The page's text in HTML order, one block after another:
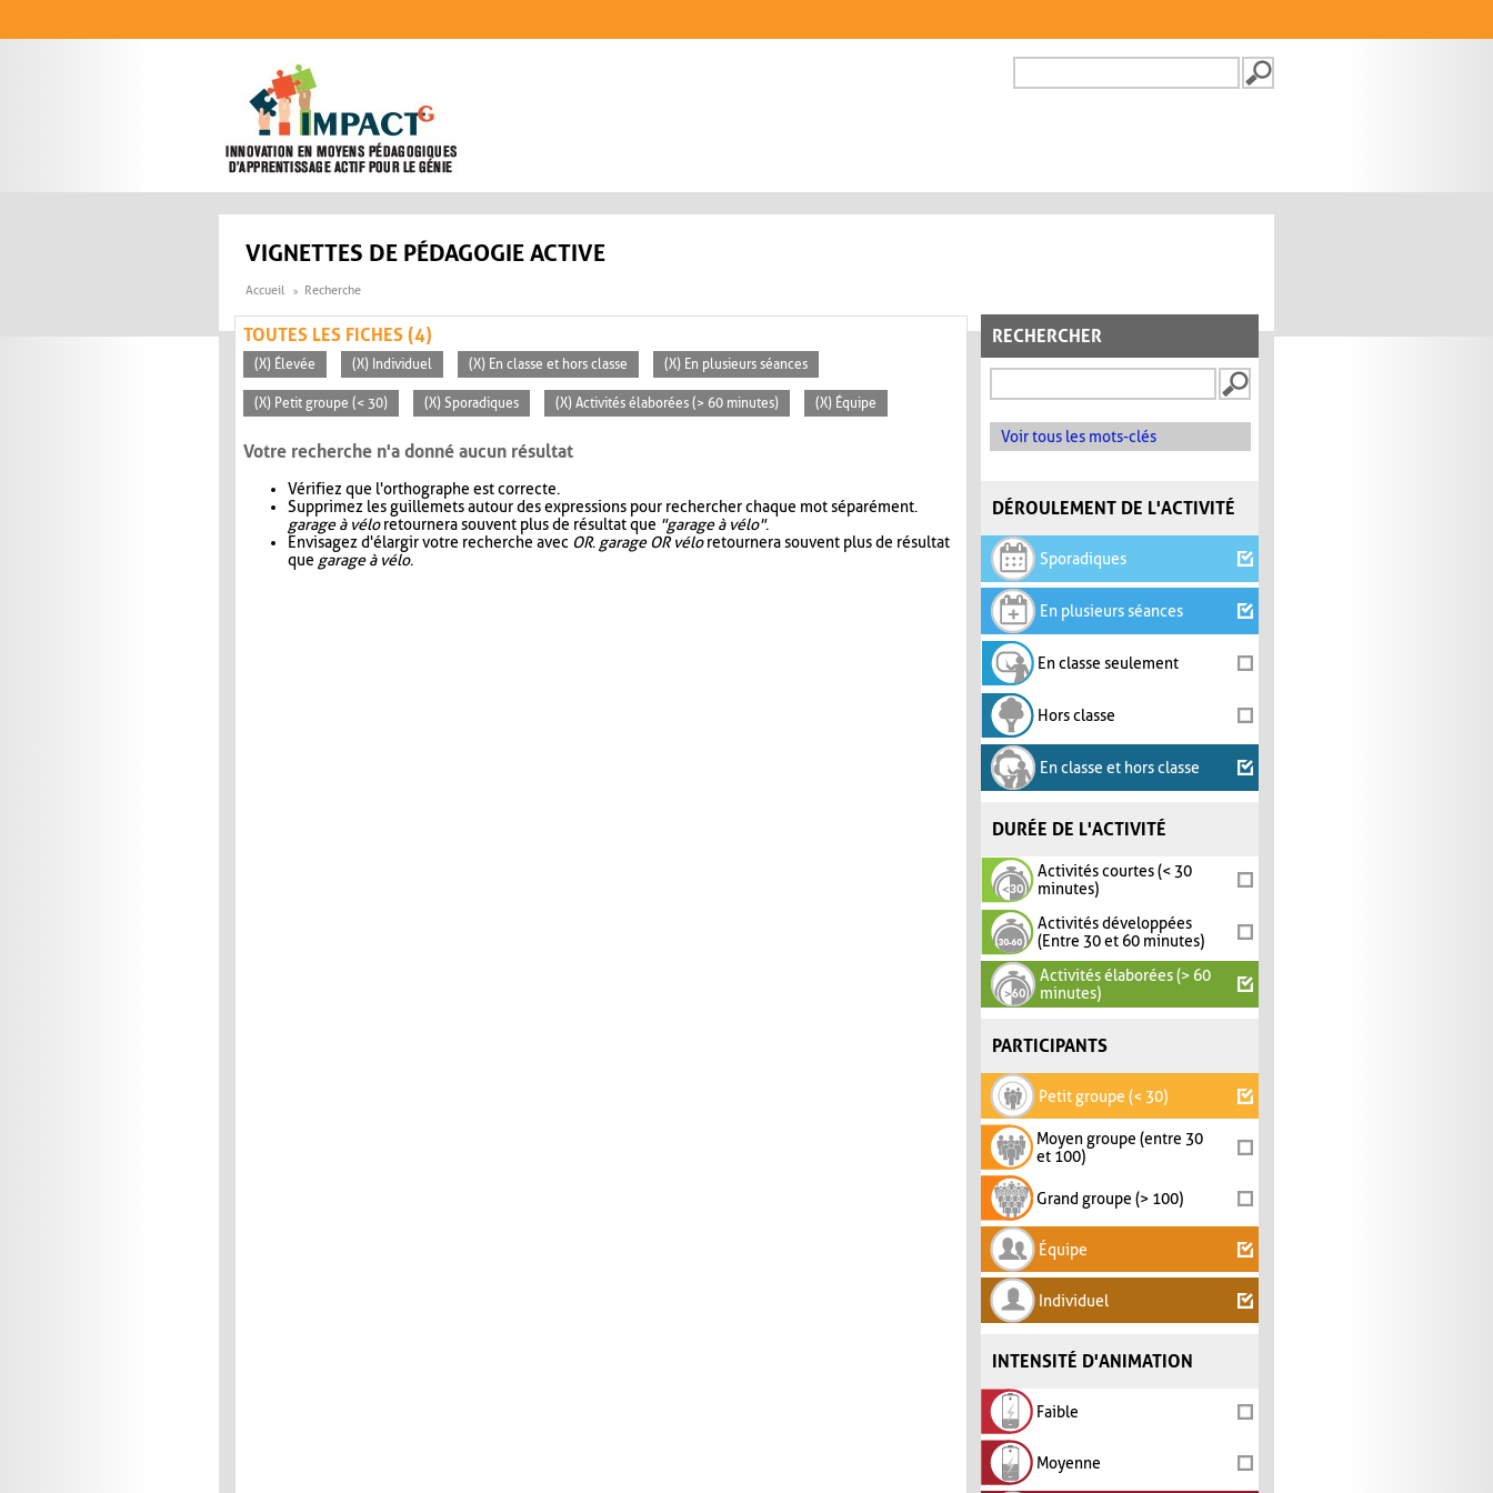
FORMULAIRE DE
VIGNETTES DE PÉDAGOGIE ACTIVE
Accueil Recherche
RECHERCHER
Voir tous les mots-clés
DÉROULEMENT DE L'ACTIVITÉ
Sporadiques
En plusieurs séances
En classe seulement
Hors classe
En classe et hors classe
DURÉE DE L'ACTIVITÉ
Activités courtes (< 30
minutes)
Activités développées
(Entre 30 et 60 minutes)
Activités élaborées (> 60
minutes)
PARTICIPANTS
Petit groupe (< 30)
Moyen groupe (entre 30
et 100)
Grand groupe (> 100)
Équipe
Individuel
INTENSITÉ D'ANIMATION
Faible
Moyenne
TOUTES LES FICHES (4)
(X) Élevée (X) Individuel (X) En classe et hors classe (X) En plusieurs séances
(X) Petit groupe (< 30) (X) Sporadiques (X) Activités élaborées (> 60 minutes) (X) Équipe
Votre recherche n'a donné aucun résultat
Vérifiez que l'orthographe est correcte.
Supprimez les guillemets autour des expressions pour rechercher chaque mot séparément.
garage à véloretournera souvent plus de résultat que "garage à vélo".
Envisagez d'élargir votre recherche avec OR. garage OR véloretournera souvent plus de résultat
que garage à vélo.